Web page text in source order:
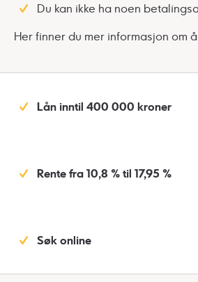
Du kan ikke ha noen
Her finner du mer informasjon om
Lån inntil 400 000 kroner
Rente fra 10,8 % til 17,95 %
Søk online